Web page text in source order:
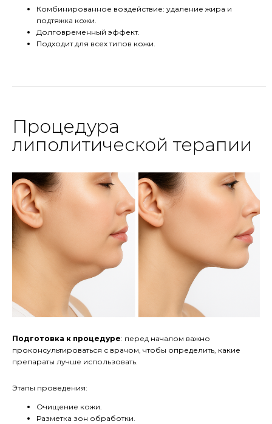
Комбинированное воздействие: удаление жира и
подтяжка кожи.
Долговременный эффект.
Подходит для всех типов кожи.
Процедура
липолитической терапии
Подготовка к процедуре: перед началом важно
проконсультироваться с врачом, чтобы определить, какие
препараты лучше использовать.
Этапы проведения:
Очищение кожи.
Разметка зон обработки.